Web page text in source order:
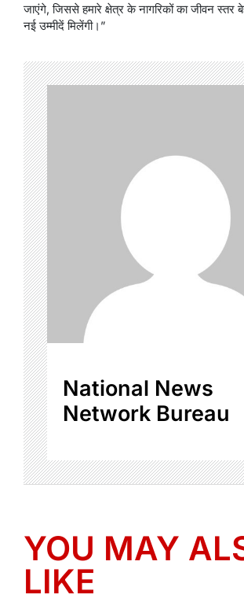
जाएंगे, जिससे हमारे क्षेत्र के नागरिकों का जीवन स्तर
नई उम्मीदें मिलेंगी।”
National News
Network Bureau
YOU MAY
LIKE